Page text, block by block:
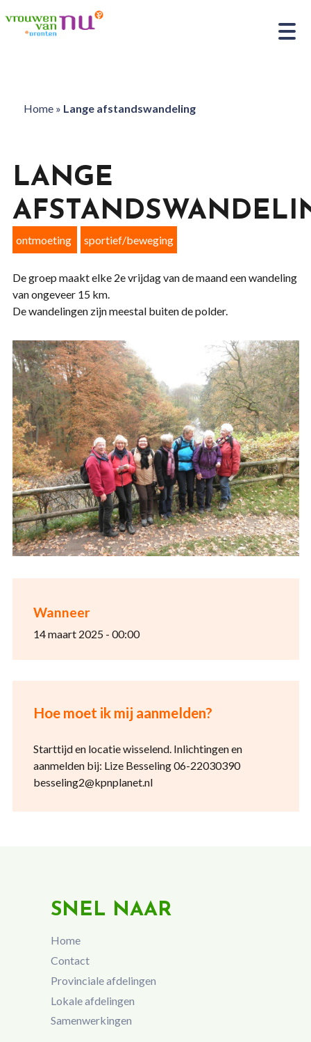
Home» Lange afstandswandeling
Wanneer
14 maart 2025 - 00:00
Hoe moet ik mij aanmelden?
Starttijd en locatie wisselend. Inlichtingen en
aanmelden bij: Lize Besseling 06-22030390
besseling2@kpnplanet.nl
LANGE
ontmoeting sportief/beweging
De groep maakt elke 2e vrijdag van de maand een wandeling
van ongeveer 15 km.
De wandelingen zijn meestal buiten de polder.
SNEL NAAR
Home
Contact
Provinciale afdelingen
Lokale afdelingen
Samenwerkingen